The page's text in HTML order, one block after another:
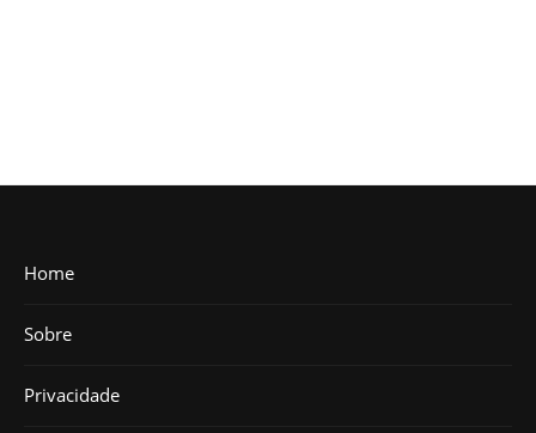
Home
Sobre
Privacidade